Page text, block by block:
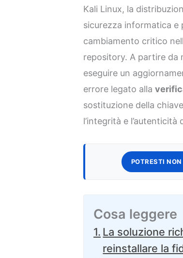
Kali Linux, la
sicurezza informatica e
cambiamento critico
repository. A partire da
eseguire un
errore legato alla
sostituzione della
l’integrità e
POTRESTI
Cosa leggere
La soluzione
reinstallare la